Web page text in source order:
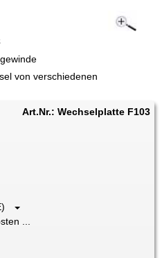
von verschiedenen
Art.Nr.: Wechselplatte F103
...